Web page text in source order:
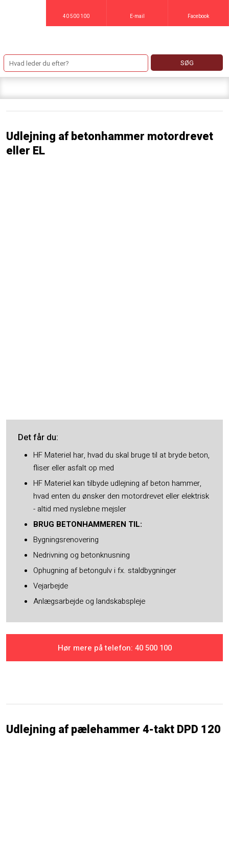
40 500 100 E-mail Facebook
Udlejning af betonhammer motordrevet
eller EL
Det får du​:
HF Materiel har, hvad du skal bruge til at bryde beton,
fliser eller asfalt op med
HF Materiel kan tilbyde udlejning af beton hammer,
hvad enten du ønsker den motordrevet eller elektrisk
- altid med nyslebne mejsler
BRUG BETONHAMMEREN TIL:
Bygningsrenovering
Nedrivning og betonknusning
Ophugning af betongulv i fx. staldbygninger
Vejarbejde
Anlægsarbejde og landskabspleje
Hør mere på telefon: ​40 500 100
Udlejning af pælehammer 4-takt DPD 120